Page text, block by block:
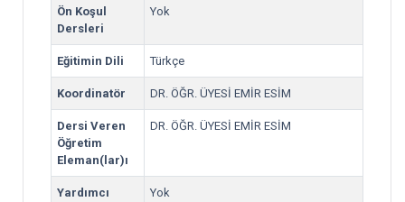
Ön Koşul
Dersleri
Yok
Eğitimin Dili Türkçe
Koordinatör DR. ÖĞR. ÜYESİ EMİR ESİM
Dersi Veren
Öğretim
Eleman(lar)ı
DR. ÖĞR. ÜYESİ EMİR ESİM
Yardımcı
Yok